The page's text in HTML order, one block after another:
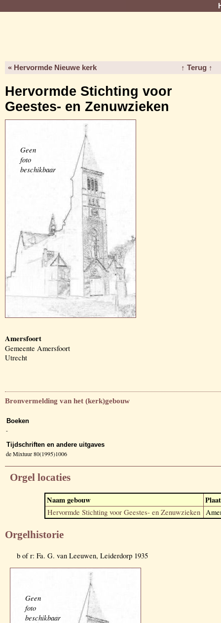
« Hervormde Nieuwe kerk ↑ Terug ↑
Hervormde Stichting voor
Geestes- en Zenuwzieken
Geen
foto
beschikbaar
Amersfoort
Gemeente Amersfoort
Utrecht
Bronvermelding van het (kerk)gebouw
Boeken
-
Tijdschriften en andere uitgaves
de Mixtuur 80(1995)1006
Orgel locaties
Naam gebouw
Hervormde Stichting voor Geestes- en Zenuwzieken
Orgelhistorie
b of r: Fa. G. van Leeuwen, Leiderdorp 1935
Geen
foto
beschikbaar